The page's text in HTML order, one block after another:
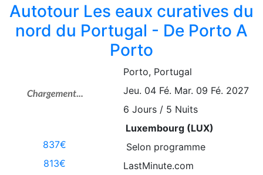
Autotour Les eaux curatives du
nord du Portugal - De Porto A
Porto
837€
813€
Porto, Portugal
Jeu. 04 Fé. Mar. 09 Fé. 2027
6 Jours / 5 Nuits
Luxembourg (LUX)
Selon programme
LastMinute.com